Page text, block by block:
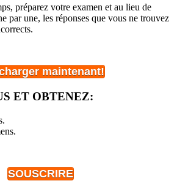
préparez votre examen et au lieu de
par une, les réponses que vous ne trouvez
maintenant!
ET OBTENEZ:
SOUSCRIRE